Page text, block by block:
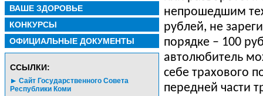
ВАШЕ ЗДОРОВЬЕ
КОНКУРСЫ
ОФИЦИАЛЬНЫЕ ДОКУМЕНТЫ
CСЫЛКИ:
Сайт Государственного Совета
Республики Коми
непрошедшим
рублей, не
порядке – 100
автолюбитель
себе трахового
передней части